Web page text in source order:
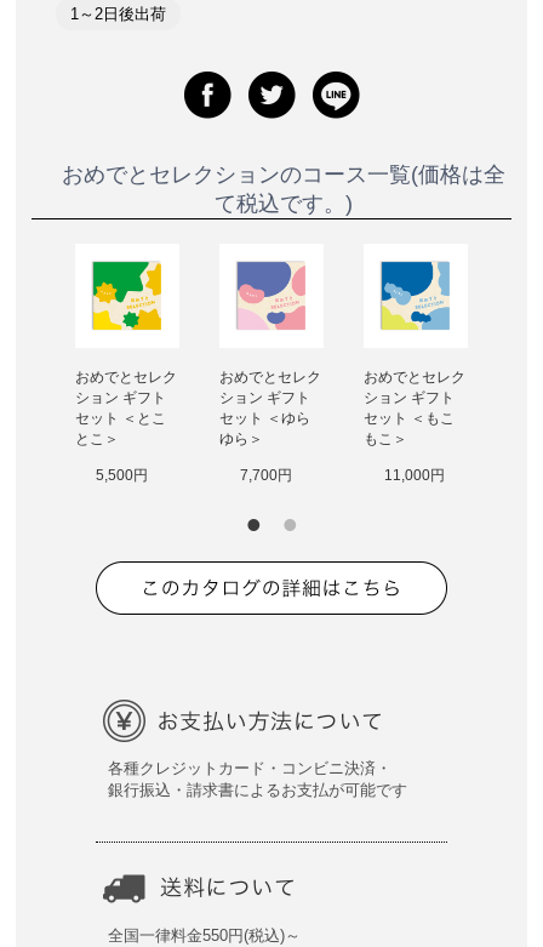
1～2日後出荷
おめでとセレクションのコース一覧(価格は全
て税込です。)
おめでとセレク
ション ギフト
セット ＜とこ
とこ＞
5,500円
おめでとセレク
ション ギフト
セット ＜ゆら
ゆら＞
7,700円
おめでとセレク
ション ギフト
セット ＜もこ
もこ＞
11,000円
各種クレジットカード・コンビニ決済・
銀行振込・請求書によるお支払が可能です
全国一律料金550円(税込)～